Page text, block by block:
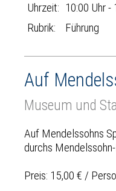
Uhrzeit: 10:00 Uhr -
Rubrik:
Führung
Auf
Museum und
Auf Mendelssohns
durchs
Preis: 15,00 € /